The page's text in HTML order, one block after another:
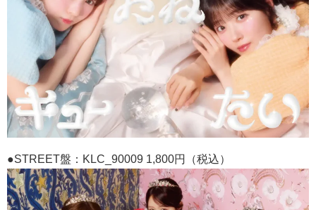
●STREET盤： KLC_90009 1,800円（税込）